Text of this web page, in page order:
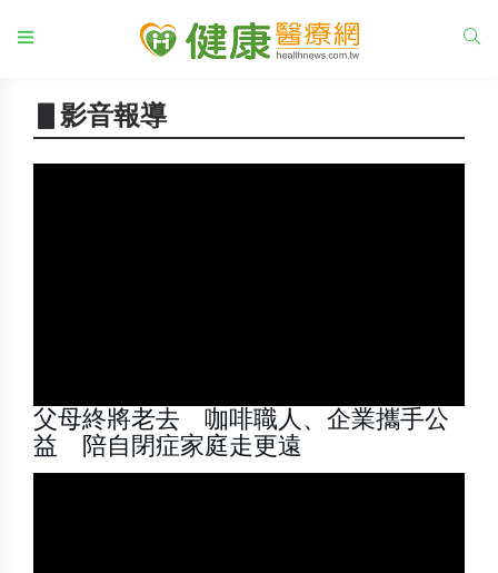
▋影音報導
父母終將老去 咖啡職人、企業攜手公
益 陪自閉症家庭走更遠